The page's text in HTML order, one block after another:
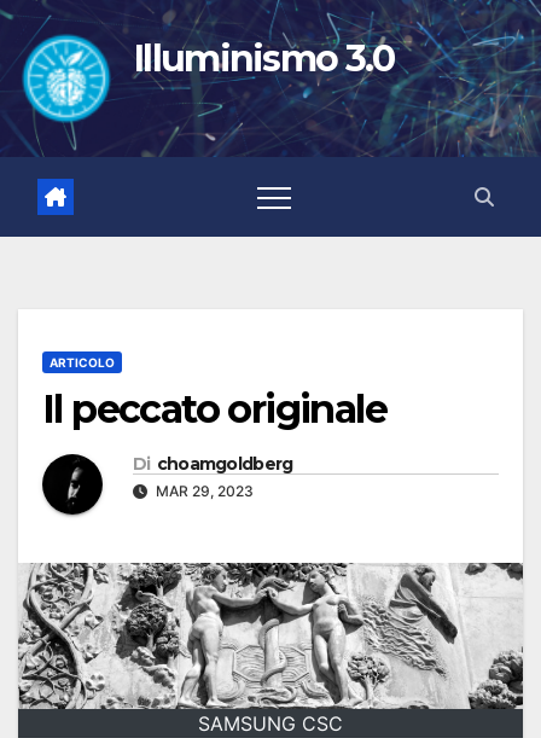
Salta
contenuto
Illuminismo 3.0
ARTICOLO
Il peccato originale
Di choamgoldberg
MAR 29, 2023
SAMSUNG CSC